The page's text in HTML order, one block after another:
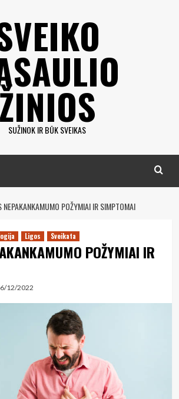
ŽINIOS
SUŽINOK IR BŪK SVEIKAS
NEPAKANKAMUMO POŽYMIAI IR SIMPTOMAI
Ligos Sveikata
POŽYMIAI IR
12/2022